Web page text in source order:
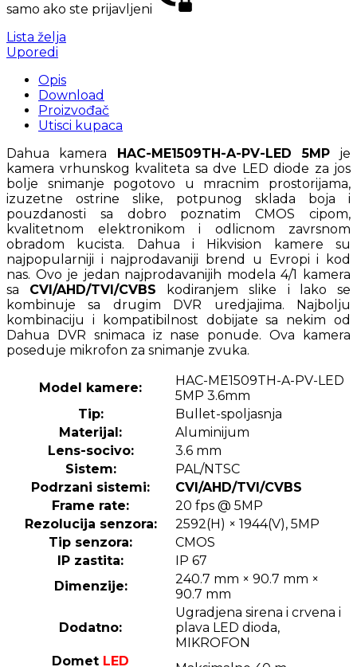
samo ako ste prijavljeni
Lista želja
Uporedi
Opis
Download
Proizvođač
Utisci kupaca
Dahua kamera HAC-ME1509TH-A-PV-LED 5MPje
kamera vrhunskog kvaliteta sa dve LED diode za jos
bolje snimanje pogotovo u mracnim prostorijama,
izuzetne ostrine slike, potpunog sklada boja i
pouzdanosti sa dobro poznatim CMOS cipom,
kvalitetnom elektronikom i odlicnom zavrsnom
obradom kucista. Dahua i Hikvision kamere su
najpopularniji i najprodavaniji brend u Evropi i kod
nas. Ovo je jedan najprodavanijih modela 4/1 kamera
sa CVI/AHD/TVI/CVBS kodiranjem slike
i lako se
kombinuje sa drugim DVR uredjajima. Najbolju
kombinaciju i kompatibilnost dobijate sa nekim od
Dahua DVR snimaca iz nase ponude. Ova kamera
poseduje mikrofon za snimanje zvuka.
Model kamere:
HAC-ME1509TH-A-PV-LED
5MP 3.6mm
Tip:
Bullet-spoljasnja
Materijal:
Aluminijum
Lens-socivo:
3.6 mm
Sistem:
PAL/NTSC
Podrzani sistemi:
CVI/AHD/TVI/CVBS
Frame rate:
20 fps @ 5MP
Rezolucija senzora:
2592(H) × 1944(V), 5MP
Tip senzora:
CMOS
IP zastita:
IP 67
Dimenzije:
240.7 mm × 90.7 mm ×
90.7 mm
Dodatno:
Ugradjena sirena i crvena i
plava LED dioda,
MIKROFON
Domet LED